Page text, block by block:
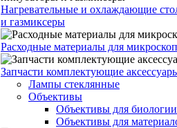
Нагревательные и охлаждающие
и газмиксеры
Расходные материалы для
Запчасти комплектующие
Лампы стеклянные
Объективы
Объективы для
Объективы для